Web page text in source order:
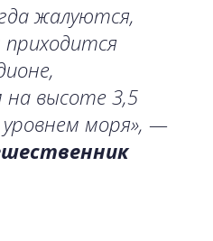
жалуются,
на высоте 3,5
моря», —